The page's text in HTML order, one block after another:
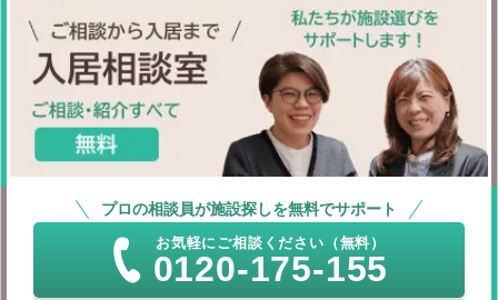
プロの相談員が施設探しを無料でサポート
お気軽にご相談ください（無料）
0120-175-155